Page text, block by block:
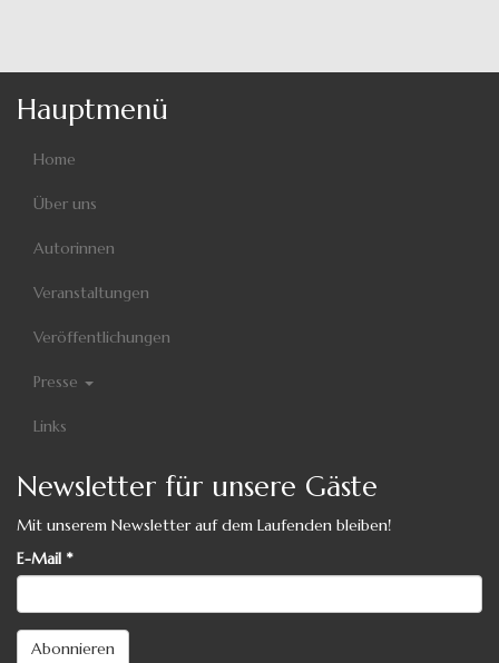
Hauptmenü
Home
Über uns
Autorinnen
Veranstaltungen
Veröffentlichungen
Presse
Links
Newsletter für unsere Gäste
Mit unserem Newsletter auf dem Laufenden bleiben!
E-Mail *
Abonnieren